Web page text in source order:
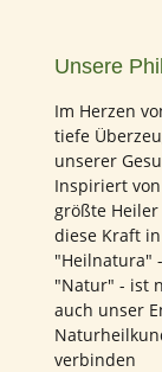
Unsere
Im Herzen
tiefe
unserer
Inspiriert
größte
diese Kraft
"Heilnatura"
"Natur" - ist
auch unser
verbinden